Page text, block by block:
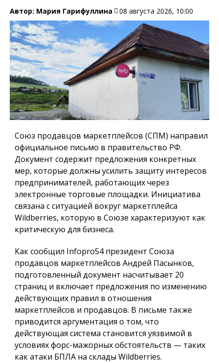
Автор: Мария Гарифуллина 08 августа 2026, 10:00
Союз продавцов маркетплейсов (СПМ) направил
официальное письмо в правительство РФ.
Документ содержит предложения конкретных
мер, которые должны усилить защиту интересов
предпринимателей, работающих через
электронные торговые площадки. Инициатива
связана с ситуацией вокруг маркетплейса
Wildberries, которую в Союзе характеризуют как
критическую для бизнеса.
Как сообщил Infopro54президент Союза
продавцов маркетплейсов Андрей Пасынков,
подготовленный документ насчитывает 20
страниц и включает предложения по изменению
действующих правил в отношения
маркетплейсов и продавцов. В письме также
приводится аргументация о том, что
действующая система становится уязвимой в
условиях форс-мажорных обстоятельств — таких
как атаки БПЛА на склады Wildberries.